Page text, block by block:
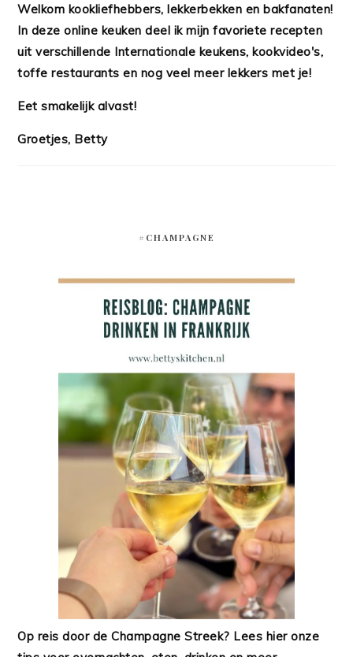
Welkom kookliefhebbers, lekkerbekken en bakfanaten!
In deze online keuken deel ik mijn favoriete recepten
uit verschillende Internationale keukens, kookvideo's,
toffe restaurants en nog veel meer lekkers met je!
Eet smakelijk alvast!
Groetjes, Betty
#CHAMPAGNE
Op reis door de Champagne Streek? Lees hier onze